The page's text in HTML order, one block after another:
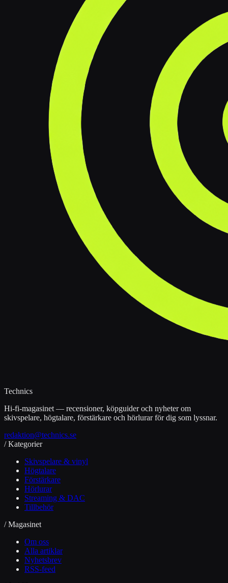
Technics
Hi-fi-magasinet — recensioner, köpguider och nyheter om
skivspelare, högtalare, förstärkare och hörlurar för dig som lyssnar.
redaktion@technics.se
/ Kategorier
Skivspelare & vinyl
Högtalare
Förstärkare
Hörlurar
Streaming & DAC
Tillbehör
/ Magasinet
Om oss
Alla artiklar
Nyhetsbrev
RSS-feed